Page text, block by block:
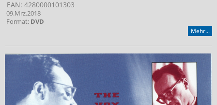
EAN: 4280000101303
09.Mrz.2018
Format: DVD
Mehr...